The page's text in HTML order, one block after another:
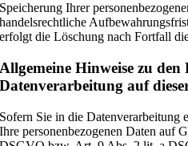
Speicherung Ihrer
handelsrechtliche
erfolgt die Löschung nach Fortfall
Allgemeine Hinweise zu
Datenverarbeitung auf
Sofern Sie in die
Ihre personenbezogenen Daten auf